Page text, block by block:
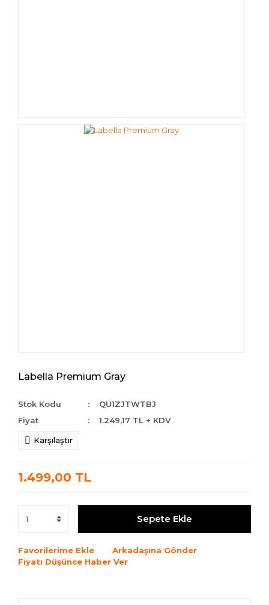
Labella Premium Gray
Stok Kodu
QU1ZJTWTBJ
Fiyat
1.249,17 TL + KDV
Karşılaştır
1.499,00 TL
Sepete Ekle
Favorilerime Ekle
Arkadaşına Gönder
Fiyatı Düşünce Haber Ver